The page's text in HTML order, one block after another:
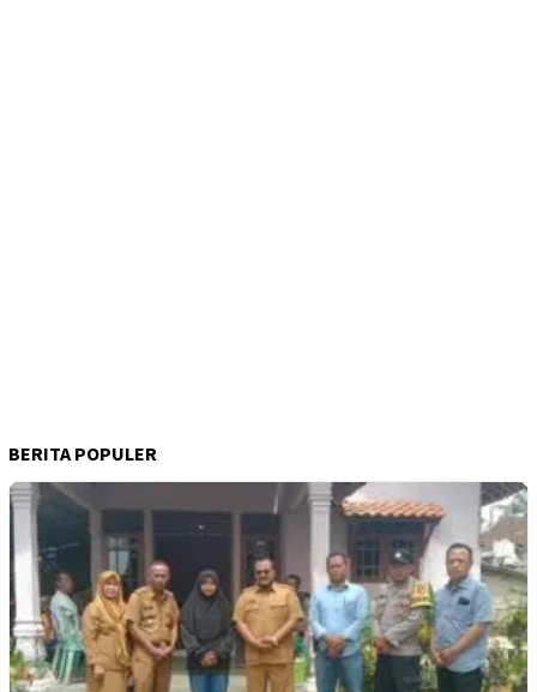
BERITA POPULER